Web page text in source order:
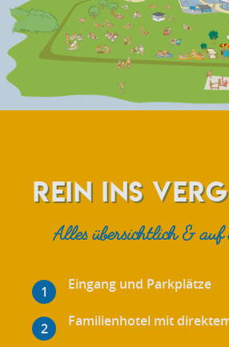
REIN INS
Alles übersichtlich &
Eingang und Parkplätze
Familienhotel mit